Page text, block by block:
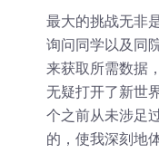
最大的挑战无非
询问同学以及同
来获取所需数据
无疑打开了新世
个之前从未涉足
的，使我深刻地